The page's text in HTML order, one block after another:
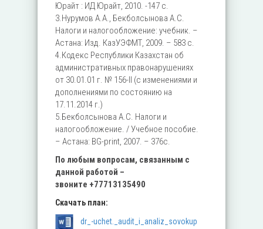
Юрайт : ИД Юрайт, 2010. -147 с.
3.Нурумов А.А., Бекболсынова А.С.
Налоги и налогообложение: учебник. –
Астана: Изд. КазУЭФМТ, 2009. – 583 с.
4.Кодекс Республики Казахстан об
административных правонарушениях
от 30.01.01 г. № 156-II (с изменениями и
дополнениями по состоянию на
17.11.2014 г.)
5.Бекболсынова А.С. Налоги и
налогообложение. / Учебное пособие.
– Астана: BG-print, 2007. – 376с.
По любым вопросам, связанным с
данной работой –
звоните +77713135490
Скачать план:
dr_-uchet._audit_i_analiz_sovokup